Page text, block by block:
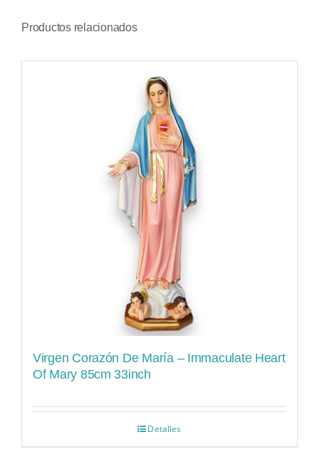
Productos relacionados
Virgen Corazón De María – Immaculate Heart
Of Mary 85cm 33inch
Detalles